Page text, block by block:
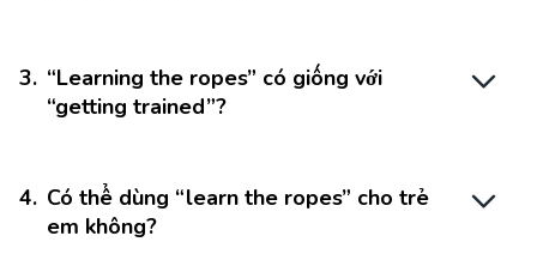
3. “Learning the ropes” có giống với
“getting trained”?
4. Có thể dùng “learn the ropes” cho trẻ
em không?